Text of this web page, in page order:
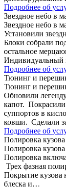
Подробнее об
Звездное небо в
Звездное небо в
Установили
Блоки собрали
остальное
Индивидуальный
Подробнее об
Тюнинг и
Тюнинг и
Обновили
капот.
суппортов в
ковши. Сделали
Подробнее об
Полировка
Полировка
Полировка
Трех фазная
Покрытие кузова
блеска и…